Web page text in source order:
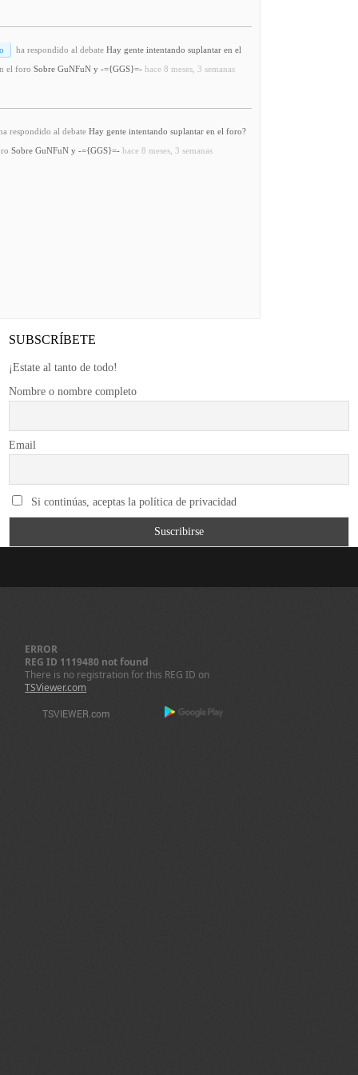
ha respondido al debate Hay gente intentando suplantar en el
el foro Sobre GuNFuN y -={GGS}=- hace 8 meses, 3 semanas
respondido al debate Hay gente intentando suplantar en el foro?
Sobre GuNFuN y -={GGS}=- hace 8 meses, 3 semanas
SUBSCRÍBETE
¡Estate al tanto de todo!
Nombre o nombre completo
Email
Si continúas, aceptas la política de privacidad
ERROR
REG ID 1119480 not found
There is no registration for this REG ID on
TSViewer.com